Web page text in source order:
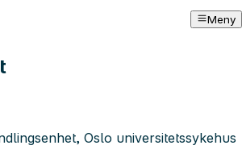
Meny
Oslo universitetssykehus